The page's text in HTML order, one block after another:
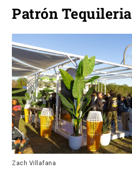
Patrón Tequileria
Zach Villafana